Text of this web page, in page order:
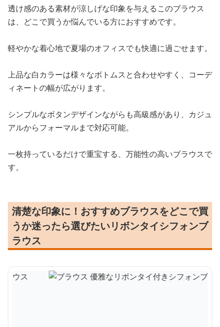
透け感のある素材が涼しげな印象を与えるこのブラウス
は、どこで買うか悩んでいる方におすすめです。
軽やかな着心地で夏場のオフィスでも快適に過ごせます。
上品な白カラーは様々なボトムスと合わせやすく、コーデ
ィネートの幅が広がります。
シンプルなボタンデザインながらも高級感があり、カジュ
アルからフォーマルまで対応可能。
一枚持っているだけで重宝する、万能性の高いブラウスで
す。
清楚な印象に！おすすめブラウスをどこで買
うか迷ったら選びたいリボンタイシフォンブ
ラウス